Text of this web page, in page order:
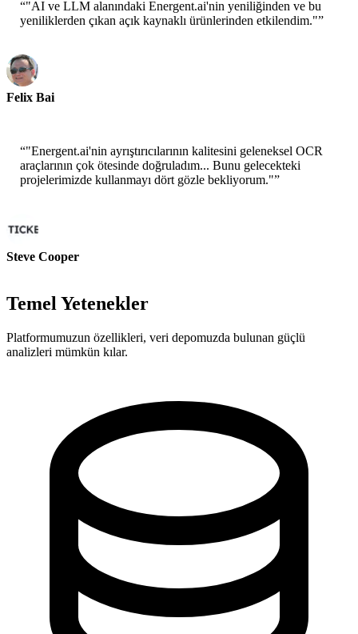
“"AI ve LLM alanındaki Energent.ai'nin yeniliğinden ve bu
yeniliklerden çıkan açık kaynaklı ürünlerinden etkilendim."”
Felix Bai
“"Energent.ai'nin ayrıştırıcılarının kalitesini geleneksel OCR
araçlarının çok ötesinde doğruladım... Bunu gelecekteki
projelerimizde kullanmayı dört gözle bekliyorum."”
Steve Cooper
Temel Yetenekler
Platformumuzun özellikleri, veri depomuzda bulunan güçlü
analizleri mümkün kılar.